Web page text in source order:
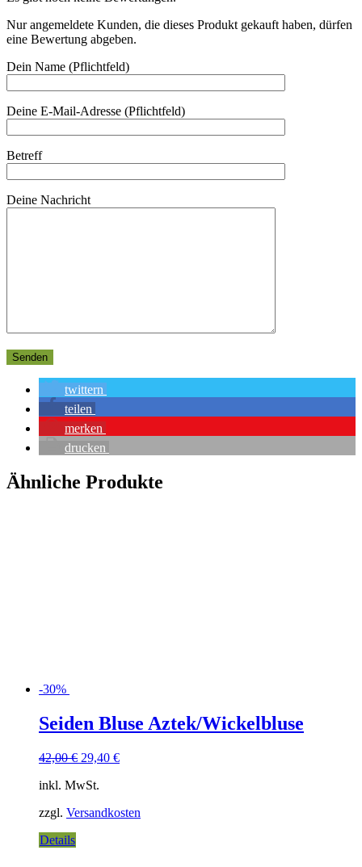
Nur angemeldete Kunden, die dieses Produkt gekauft haben, dürfen
eine Bewertung abgeben.
Dein Name (Pflichtfeld)
Deine E-Mail-Adresse (Pflichtfeld)
Betreff
Deine Nachricht
twittern
teilen
merken
drucken
Ähnliche Produkte
-30%
Seiden Bluse Aztek/Wickelbluse
42,00€ 29,40 €
inkl. MwSt.
zzgl. Versandkosten
Details